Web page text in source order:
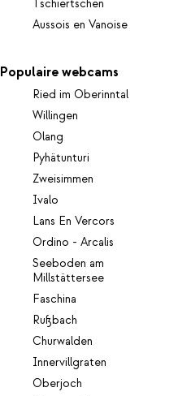
Tschiertschen
Aussois en Vanoise
Populaire webcams
Ried im Oberinntal
Willingen
Olang
Pyhätunturi
Zweisimmen
Ivalo
Lans En Vercors
Ordino - Arcalis
Seeboden am
Millstättersee
Faschina
Rußbach
Churwalden
Innervillgraten
Oberjoch